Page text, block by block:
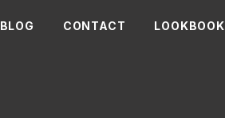
BLOG CONTACT LOOKBOOK